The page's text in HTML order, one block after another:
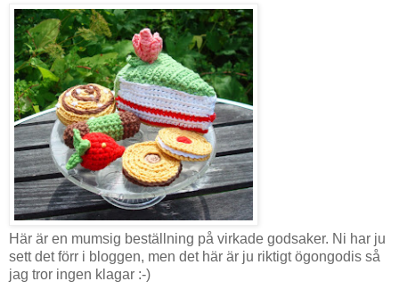
Här är en mumsig beställning på virkade godsaker. Ni har ju
sett det förr i bloggen, men det här är ju riktigt ögongodis så
jag tror ingen klagar :-)